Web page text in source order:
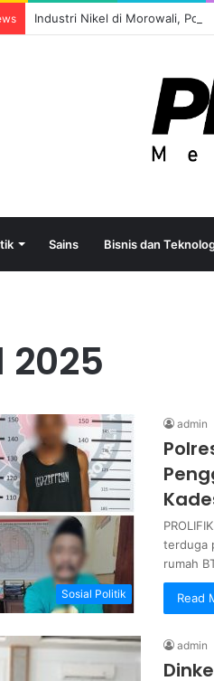
Industri Nikel di Morowali,
Sains Bisnis dan
Sosial Politik
admin
terduga
rumah
Read
admin